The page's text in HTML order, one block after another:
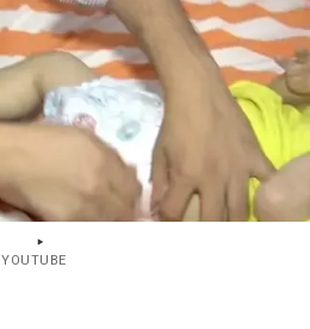
YOUTUBE